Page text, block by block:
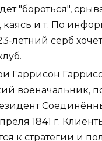
"бороться",
каясь и т. По
летний серб
Гаррисон
военачальник,
1841 г.
к стратегии и